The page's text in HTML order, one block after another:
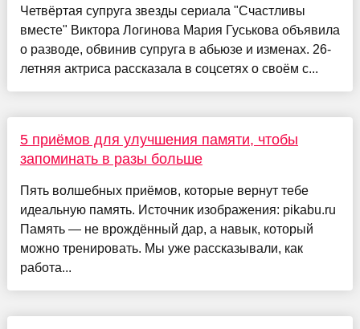
Четвёртая супруга звезды сериала "Счастливы
вместе" Виктора Логинова Мария Гуськова объявила
о разводе, обвинив супруга в абьюзе и изменах. 26-
летняя актриса рассказала в соцсетях о своём с...
5 приёмов для улучшения памяти, чтобы
запоминать в разы больше
Пять волшебных приёмов, которые вернут тебе
идеальную память. Источник изображения: pikabu.ru
Память — не врождённый дар, а навык, который
можно тренировать. Мы уже рассказывали, как
работа...